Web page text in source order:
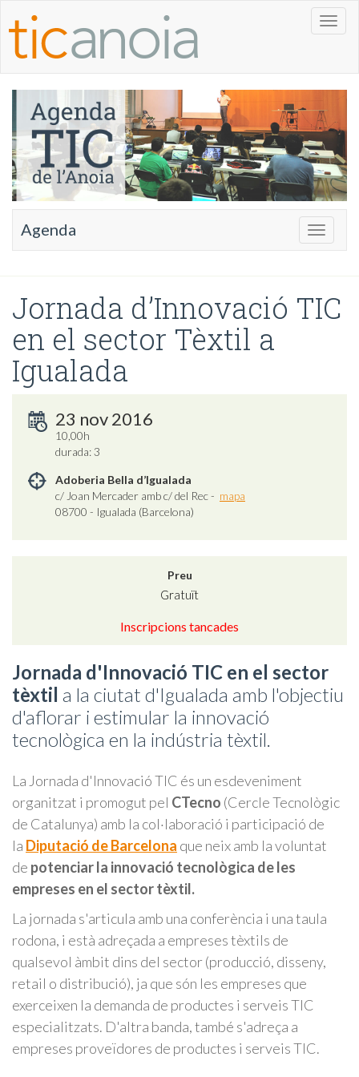
Toggle
Agenda
Jornada d’Innovació TIC
en el sector Tèxtil a
Igualada
23 nov 2016
10,00h
durada: 3
Adoberia Bella d’Igualada
c/ Joan Mercader amb c/ del Rec - mapa
08700 - Igualada (Barcelona)
Preu
Gratuït
Inscripcions tancades
Jornada d'Innovació TIC en el sector
tèxtil a la ciutat d'Igualada amb l'objectiu
d'aflorar i estimular la innovació
tecnològica en la indústria tèxtil.
La Jornada d'Innovació TIC és un esdeveniment
organitzat i promogut pel CTecno (Cercle Tecnològic
de Catalunya) amb la col·laboració i participació de
la Diputació de Barcelona que neix amb la voluntat
de potenciar la innovació tecnològica de les
empreses en el sector tèxtil.
La jornada s'articula amb una conferència i una taula
rodona, i està adreçada a empreses tèxtils de
qualsevol àmbit dins del sector (producció, disseny,
retail o distribució), ja que són les empreses que
exerceixen la demanda de productes i serveis TIC
especialitzats. D'altra banda, també s'adreça a
empreses proveïdores de productes i serveis TIC.